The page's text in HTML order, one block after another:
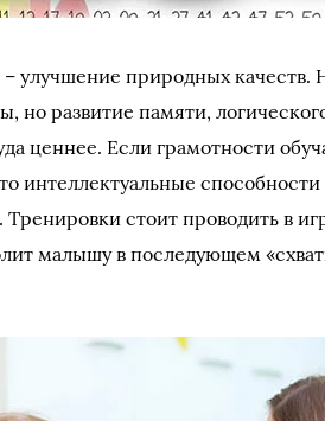
улучшение природных качеств.
но развитие памяти,
ценнее. Если грамотности
интеллектуальные
Тренировки стоит проводить в
малышу в последующем